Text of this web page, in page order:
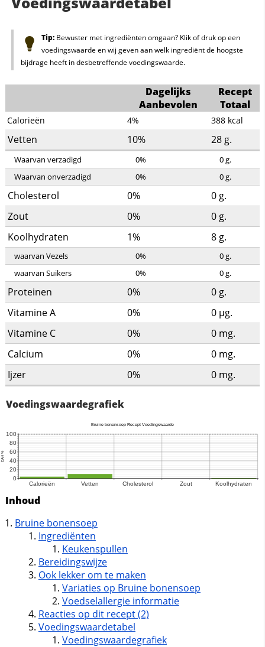
Tip:Bewuster met ingrediënten omgaan? Klik of druk op een
voedingswaarde en wij geven aan welk ingrediënt de hoogste
bijdrage heeft in desbetreffende voedingswaarde.
Dagelijks
Aanbevolen
Recept
Totaal
Calorieën 4% 388 kcal
Vetten 10% 28 g.
Waarvan verzadigd 0% 0g.
Waarvan onverzadigd
0% 0g.
Cholesterol 0% 0 g.
Zout
0% 0 g.
Koolhydraten
1% 8 g.
waarvan Vezels 0% 0g.
waarvan Suikers
0% 0g.
Proteinen 0% 0 g.
Vitamine A
0% 0 µg.
Vitamine C
0% 0 mg.
Calcium
0% 0 mg.
Ijzer
0% 0 mg.
Voedingswaardegrafiek
Inhoud
Bruine bonensoep
Ingrediënten
Keukenspullen
Bereidingswijze
Ook lekker om te maken
Variaties op Bruine bonensoep
Voedselallergie informatie
Reacties op dit recept (2)
Voedingswaardetabel
Voedingswaardegrafiek